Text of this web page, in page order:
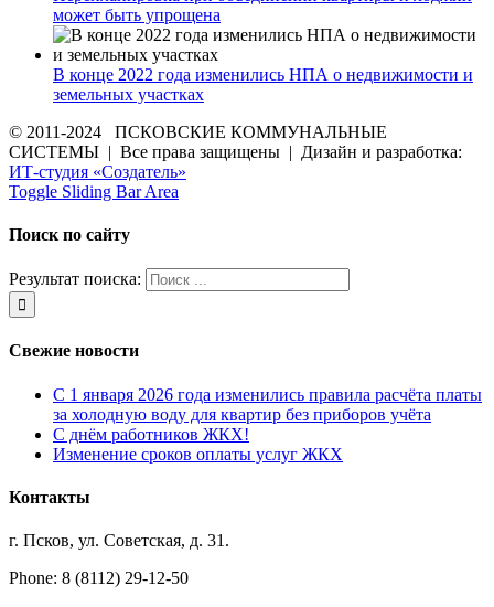
может быть упрощена
В конце 2022 года изменились НПА о недвижимости и
земельных участках
© 2011-2024 ПСКОВСКИЕ КОММУНАЛЬНЫЕ
СИСТЕМЫ | Все права защищены | Дизайн и разработка:
ИТ-студия «Создатель»
Toggle Sliding Bar Area
Поиск по сайту
Результат поиска:
Свежие новости
С 1 января 2026 года изменились правила расчёта платы
за холодную воду для квартир без приборов учёта
С днём работников ЖКХ!
Изменение сроков оплаты услуг ЖКХ
Контакты
г. Псков, ул. Советская, д. 31.
Phone: 8 (8112) 29-12-50